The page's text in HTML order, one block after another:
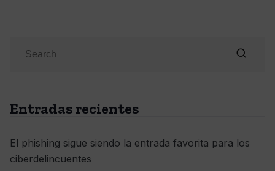
Entradas recientes
El phishing sigue siendo la entrada favorita para los
ciberdelincuentes